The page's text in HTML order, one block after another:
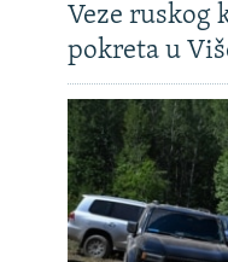
Veze ruskog
pokreta u